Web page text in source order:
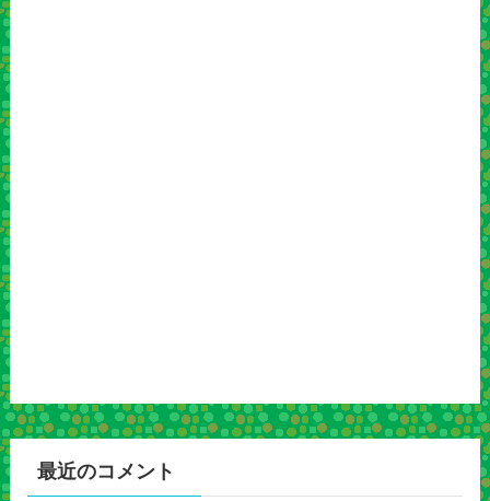
最近のコメント